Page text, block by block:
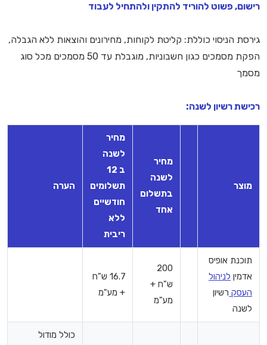
רישום, פשוט להוריד להתקין ולהתחיל לעבוד
גירסת הניסוי כוללת: קליטת לקוחות, מחירונים והוצאות ללא הגבלה,
הפקת מסמכים כגון חשבוניות, מוגבלת עד 50 מסמכים מכל סוג
מסמך
רכישת רשיון לשנה:
מוצר
מחיר
לשנה
בתשלום
אחד
מחיר
לשנה
ב 12
תשלומים
חודשיים
ללא
ריבית
הערה
תוכנת אופיס
אדמין לניהול
העסק רשיון
לשנה
200
ש"ח +
מע"מ
16.7 ש"ח
+ מע"מ
כולל מודול